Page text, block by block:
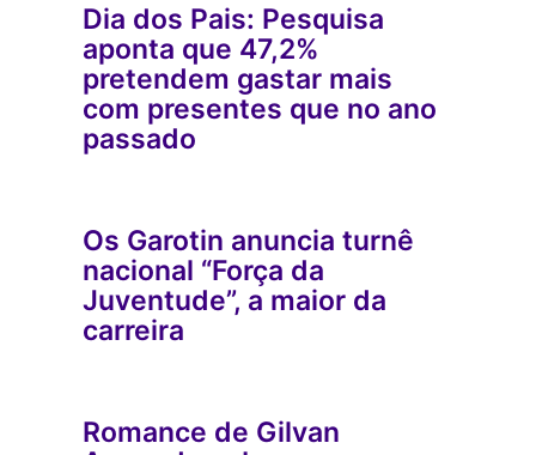
Dia dos Pais: Pesquisa
aponta que 47,2%
pretendem gastar mais
com presentes que no ano
passado
Os Garotin anuncia turnê
nacional “Força da
Juventude”, a maior da
carreira
Romance de Gilvan